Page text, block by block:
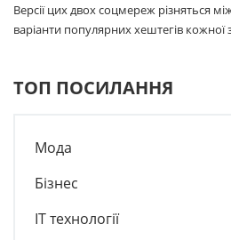
Версії цих двох соцмереж різняться
варіанти популярних хештегів кожної
ТОП ПОСИЛАННЯ
Мода
Бізнес
IT технології